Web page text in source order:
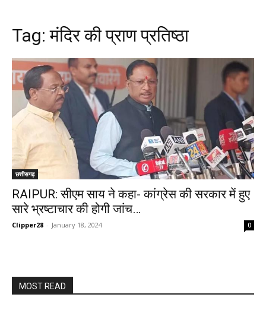
Tag:मंदिर की प्राण प्रतिष्ठा
छत्तीसगढ़
RAIPUR: सीएम साय ने कहा- कांग्रेस की सरकार में हुए
सारे भ्रष्टाचार की होगी जांच…
Clipper28 - January 18, 2024 0
MOST READ